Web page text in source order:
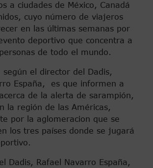
a ciudades de México, Canadá
cuyo número de viajeros
en las últimas semanas por
deportivo que concentra a
de todo el mundo.
según el director del Dadis,
España, es que informen a
de la alerta de sarampión,
la región de las Américas,
por la aglomeracion que se
los tres países donde se jugará
Dadis, Rafael Navarro España,